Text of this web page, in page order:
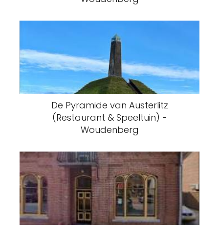
De Pyramide van Austerlitz
(Restaurant & Speeltuin) -
Woudenberg